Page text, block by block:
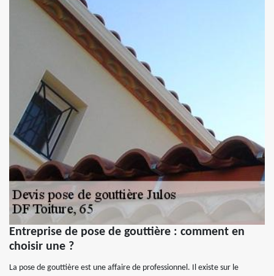
Entreprise de pose de gouttière : comment en
choisir une ?
La pose de gouttière est une affaire de professionnel. Il existe sur le